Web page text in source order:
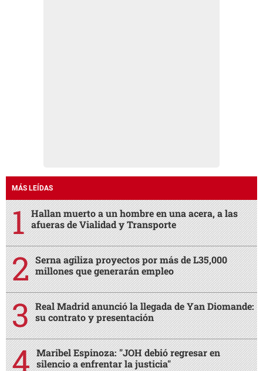
MÁS LEÍDAS
Hallan muerto a un hombre en una acera, a las
afueras de Vialidad y Transporte
Serna agiliza proyectos por más de L35,000
millones que generarán empleo
Real Madrid anunció la llegada de Yan Diomande:
su contrato y presentación
Maribel Espinoza: "JOH debió regresar en
silencio a enfrentar la justicia"